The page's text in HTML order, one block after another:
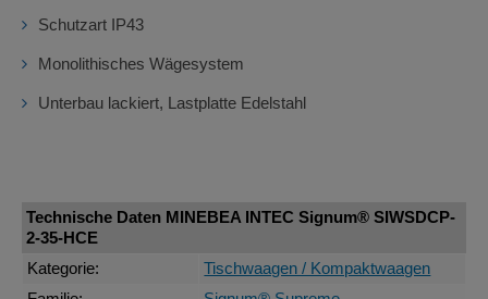
Schutzart IP43
Monolithisches Wägesystem
Unterbau lackiert, Lastplatte Edelstahl
Technische Daten MINEBEA INTEC Signum® SIWSDCP-
2-35-HCE
Kategorie:
Tischwaagen / Kompaktwaagen